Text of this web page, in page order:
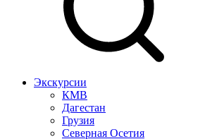
Экскурсии
КМВ
Дагестан
Грузия
Северная Осетия